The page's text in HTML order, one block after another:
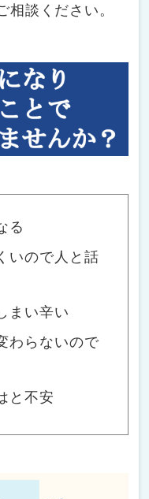
相談ください。
る
いので人と話
まい辛い
わらないので
と不安